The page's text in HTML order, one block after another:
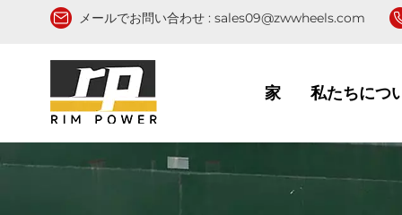
メールでお問い合わせ : sales09@zwwheels.com
家 私たちにつ